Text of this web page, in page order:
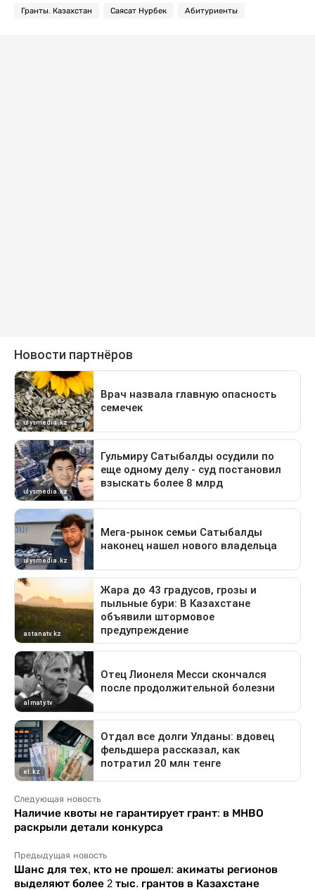
Гранты. Казахстан Саясат Нурбек Абитуриенты
Следующая новость
Наличие квоты не гарантирует грант: в МНВО
раскрыли детали конкурса
Предыдущая новость
Шанс для тех, кто не прошел: акиматы регионов
выделяют более 2 тыс. грантов в Казахстане